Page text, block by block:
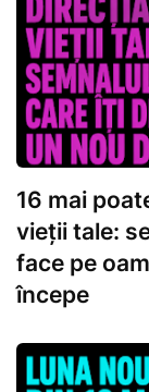
16 mai
vieții tale:
face pe
începe